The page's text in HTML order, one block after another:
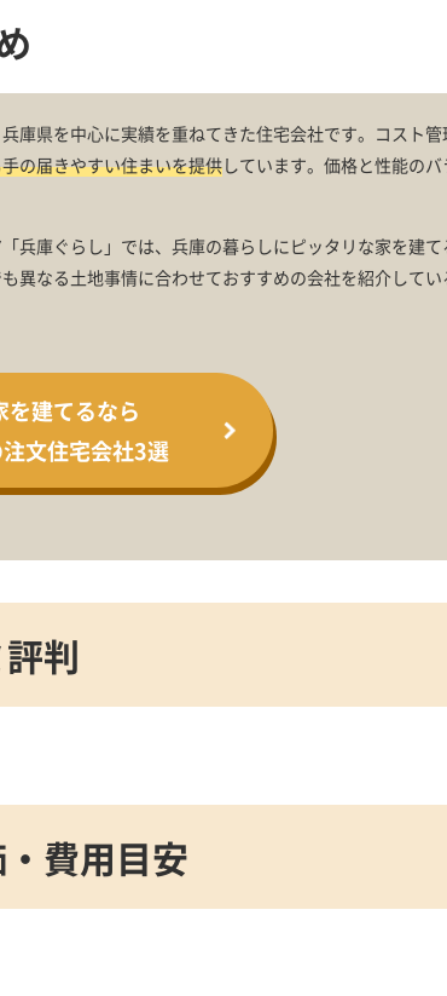
庫県を中心に実績を重ねてきた住宅会社です。コスト管
の届きやすい住まいを提供しています。価格と性能のバ
兵庫ぐらし」では、兵庫の暮らしにピッタリな家を建て
異なる土地事情に合わせておすすめの会社を紹介してい
を建てるなら
文住宅会社3選
判
費用目安